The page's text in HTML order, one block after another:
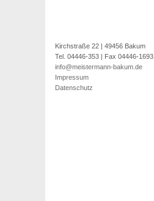
Kirchstraße 22 | 49456 Bakum
Tel. 04446-353 | Fax 04446-1693
info@meistermann-bakum.de
Impressum
Datenschutz